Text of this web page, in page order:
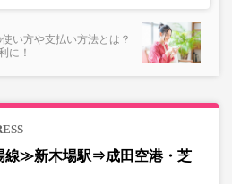
い方や支払い方法とは？
に！
線≫新木場駅⇒成田空港・芝